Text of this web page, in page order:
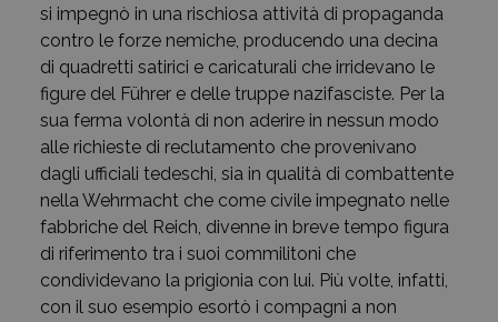
si impegnò in una rischiosa attività di propaganda
contro le forze nemiche, producendo una decina
di quadretti satirici e caricaturali che irridevano le
figure del Führer e delle truppe nazifasciste. Per la
sua ferma volontà di non aderire in nessun modo
alle richieste di reclutamento che provenivano
dagli ufficiali tedeschi, sia in qualità di combattente
nella Wehrmacht che come civile impegnato nelle
fabbriche del Reich, divenne in breve tempo figura
di riferimento tra i suoi commilitoni che
condividevano la prigionia con lui. Più volte, infatti,
con il suo esempio esortò i compagni a non